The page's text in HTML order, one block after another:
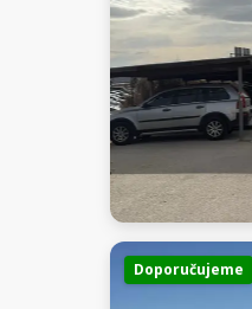
Doporučujeme